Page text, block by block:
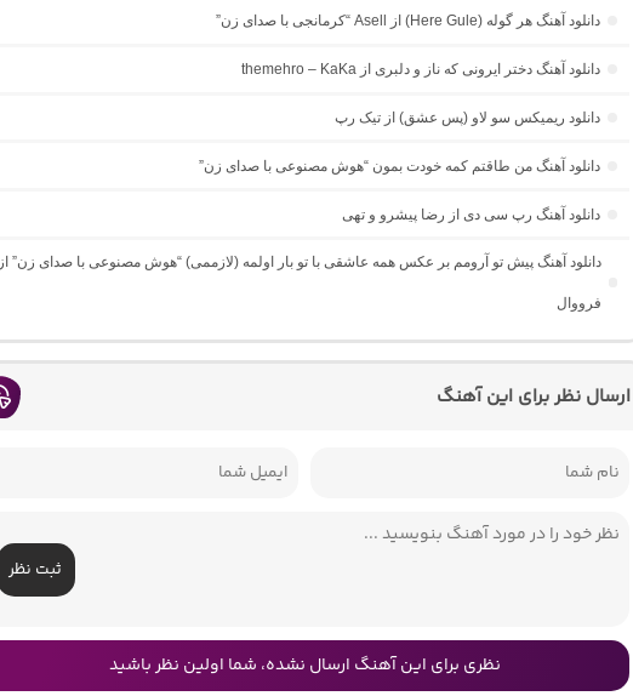
دانلود آهنگ هر گوله (Here Gule) از Asell “کرمانجی با صدای زن”
دانلود آهنگ دختر ایرونی که ناز و دلبری از themehro – KaKa
دانلود ریمیکس سو لاو (پس عشق) از تیک رپ
دانلود آهنگ من طاقتم کمه خودت بمون “هوش مصنوعی با صدای زن”
دانلود آهنگ رپ سی دی از رضا پیشرو و تهی
دانلود آهنگ پیش تو آرومم بر عکس همه عاشقی با تو بار اولمه (لازممی) “هوش مصنوعی با صدای زن” از
فرووال
ارسال نظر برای این آهنگ
ثبت نظر
نظری برای این آهنگ ارسال نشده، شما اولین نظر باشید